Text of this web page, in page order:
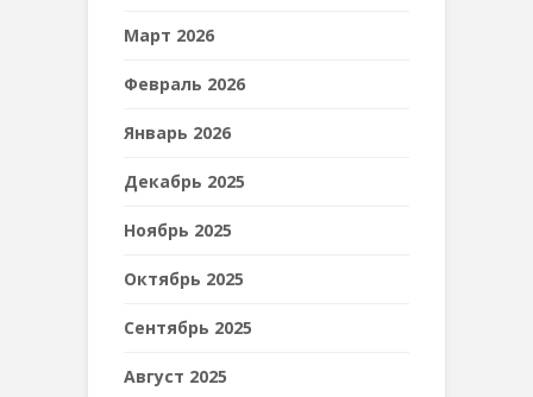
Март 2026
Февраль 2026
Январь 2026
Декабрь 2025
Ноябрь 2025
Октябрь 2025
Сентябрь 2025
Август 2025